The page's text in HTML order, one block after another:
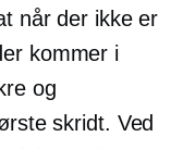
når der ikke er
kommer i
og
skridt. Ved